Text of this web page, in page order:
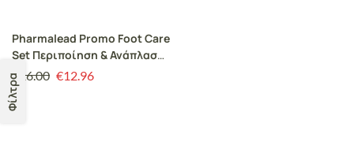
Φίλτρα
Pharmalead Promo Foot Care
Set Περιποίηση & Ανάπλαση
με Κρέμα Ανάπλασης, 75ml,
Ποδόλουτρο, 150ml & Ξύλινη
Ράσπα Ποδιών, 1σετ
€ 16.00 €12.96